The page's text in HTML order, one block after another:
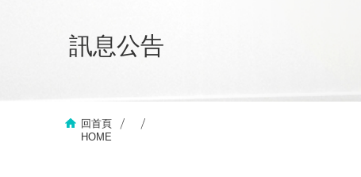
訊息公告
回首頁
HOME